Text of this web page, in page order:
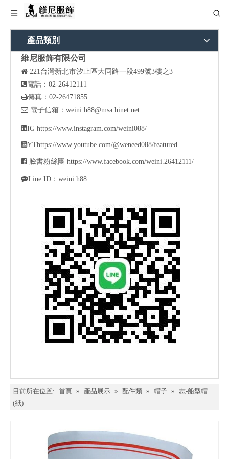
產品類別
維尼服飾有限公司
 221台灣新北市汐止區大同路一段499號3樓之3
電話：02-26412111
傳真：02-26471855
 電子信箱： weini.h88@msa.hinet.net
IG https://www.instagram.com/weini088/
YThttps://www.youtube.com/@weneed088/featured
 臉書粉絲團 https://www.facebook.com/weini.26412111/
Line ID：weini.h88
目前所在位置: 首頁 » 產品展示 » 配件類 » 帽子 » 志-船型帽
(紙)